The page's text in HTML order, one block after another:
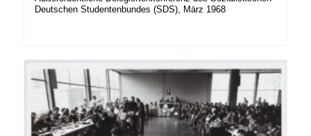
Deutschen Studentenbundes (SDS), März 1968